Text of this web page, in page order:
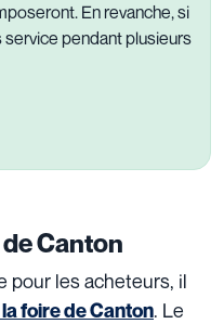
En revanche, si
service pendant plusieurs
Canton
pour les acheteurs, il
foire de Canton. Le